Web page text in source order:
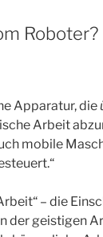
Roboter?
Apparatur, die
Arbeit
mobile
– die
der geistigen